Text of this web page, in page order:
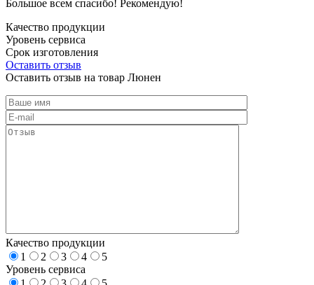
Большое всем спасибо! Рекомендую!
Качество продукции
Уровень сервиса
Срок изготовления
Оставить отзыв
Оставить отзыв на товар Люнен
Качество продукции
1
2 3 4
5
Уровень сервиса